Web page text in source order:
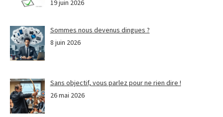
19 juin 2026
Sommes nous devenus dingues ?
8 juin 2026
Sans objectif, vous parlez pour ne rien dire !
26 mai 2026